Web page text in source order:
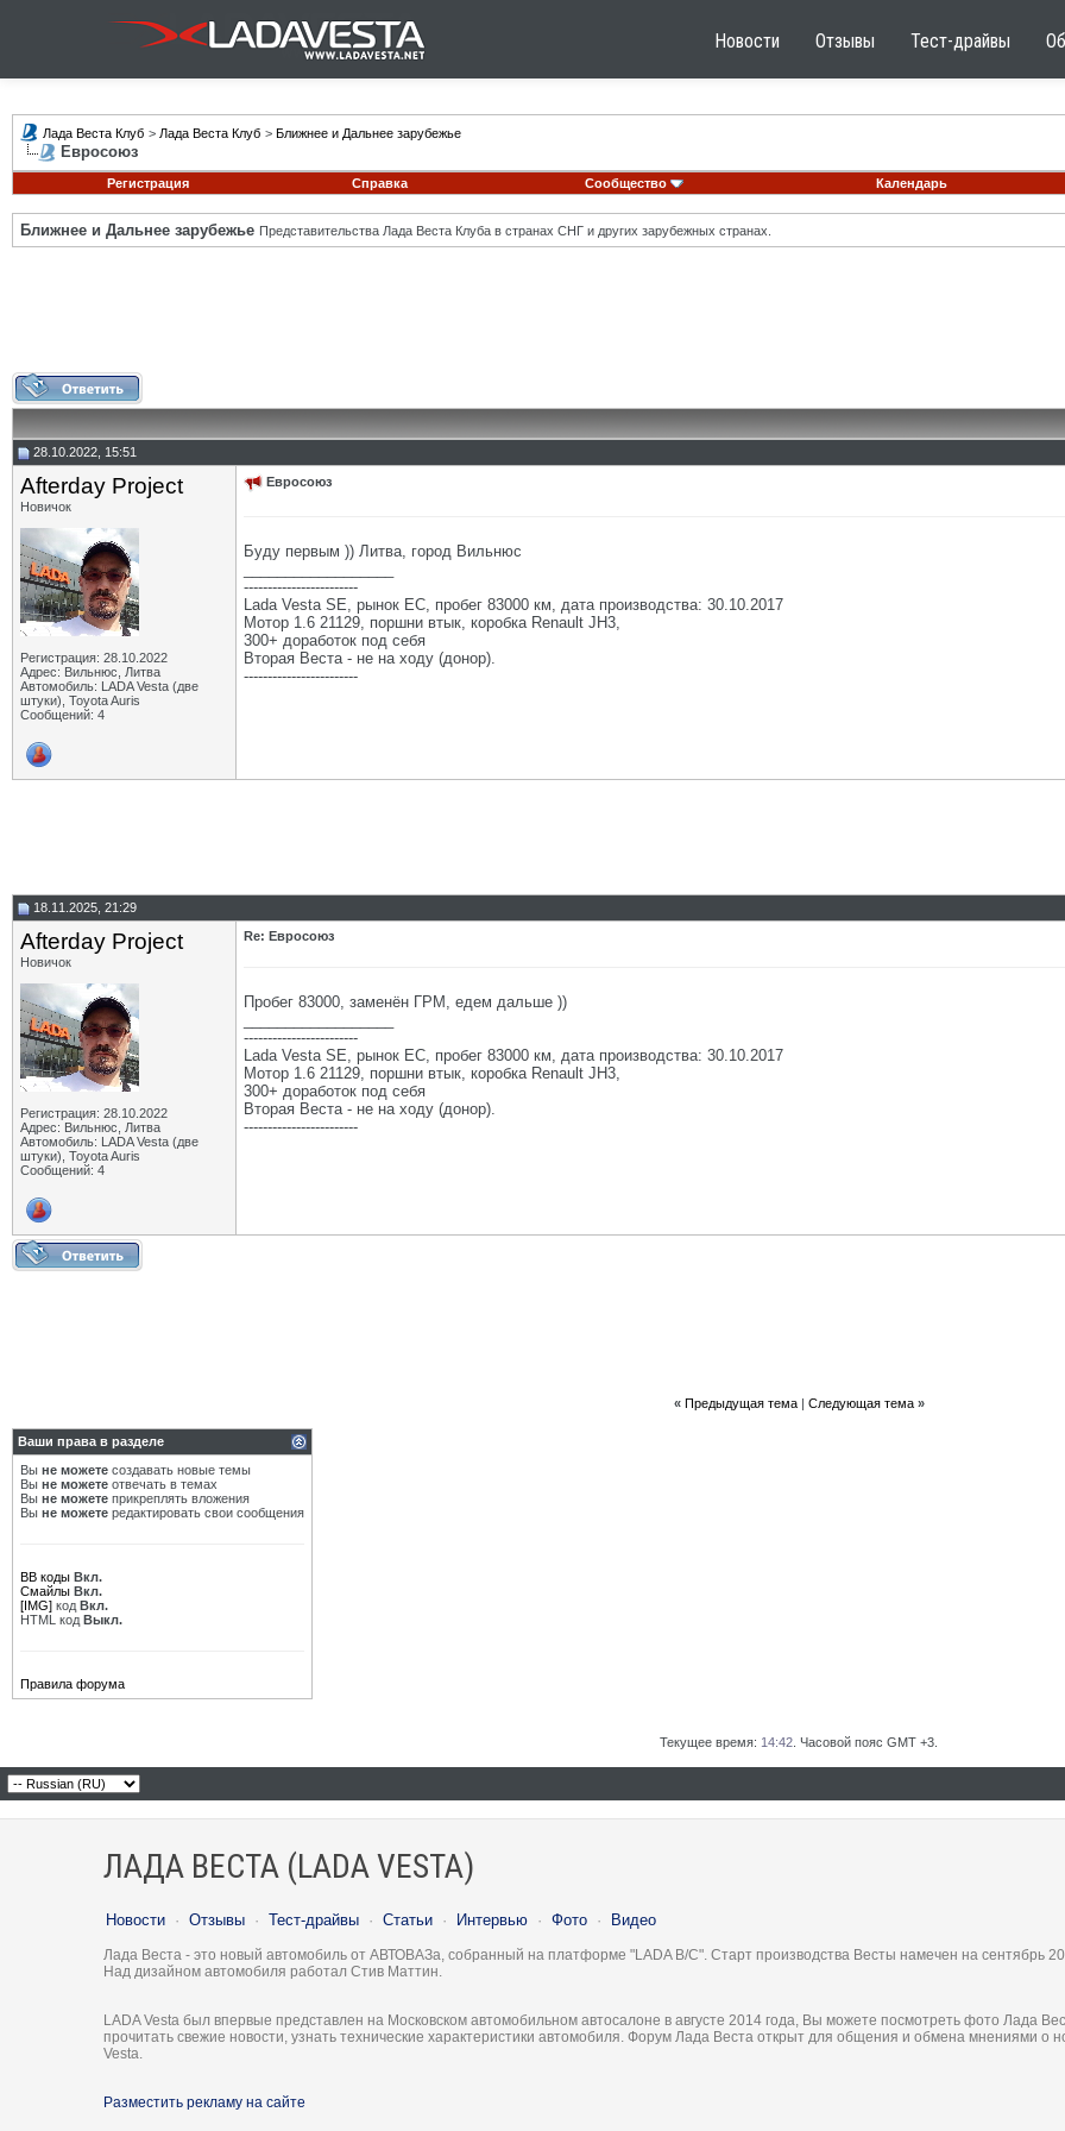
Новости Отзывы Тест-драйвы
Лада Веста Клуб > Лада Веста Клуб > Ближнее и Дальнее зарубежье
Евросоюз
Регистрация Справка Сообщество Календарь
Ближнее и Дальнее зарубежье Представительства Лада Веста Клуба в странах СНГ и других зарубежных странах.
28.10.2022, 15:51
Afterday Project
Новичок
Регистрация: 28.10.2022
Адрес: Вильнюс, Литва
Автомобиль: LADA Vesta (две
штуки), Toyota Auris
Сообщений: 4
Евросоюз
Буду первым )) Литва, город Вильнюс
------------------------
Lada Vesta SE, рынок ЕС, пробег 83000 км, дата производства: 30.10.2017
Мотор 1.6 21129, поршни втык, коробка Renault JH3,
300+ доработок под себя
Вторая Веста - не на ходу (донор).
------------------------
18.11.2025, 21:29
Afterday Project
Новичок
Регистрация: 28.10.2022
Адрес: Вильнюс, Литва
Автомобиль: LADA Vesta (две
штуки), Toyota Auris
Сообщений: 4
Re: Евросоюз
Пробег 83000, заменён ГРМ, едем дальше ))
------------------------
Lada Vesta SE, рынок ЕС, пробег 83000 км, дата производства: 30.10.2017
Мотор 1.6 21129, поршни втык, коробка Renault JH3,
300+ доработок под себя
Вторая Веста - не на ходу (донор).
------------------------
« Предыдущая тема| Следующая тема »
Ваши права в разделе
Вы не можете создавать новые темы
Вы не можете отвечать в темах
Вы не можете прикреплять вложения
Вы не можете редактировать свои сообщения
BB коды Вкл.
Смайлы Вкл.
[IMG] код Вкл.
HTML код Выкл.
Правила форума
Текущее время: 14:42 . Часовой пояс GMT +3.
ЛАДА ВЕСТА (LADA VESTA)
Новости · Отзывы · Тест-драйвы · Статьи · Интервью · Фото · Видео
Лада Веста - это новый автомобиль от АВТОВАЗа, собранный на платформе "LADA B/C". Старт производства Весты намечен на сентябрь
Над дизайном автомобиля работал Стив Маттин.
LADA Vesta был впервые представлен на Московском автомобильном автосалоне в августе 2014 года, Вы можете посмотреть фото Лада
прочитать свежие новости, узнать технические характеристики автомобиля. Форум Лада Веста открыт для общения и обмена мнениями о
Vesta.
Разместить рекламу на сайте